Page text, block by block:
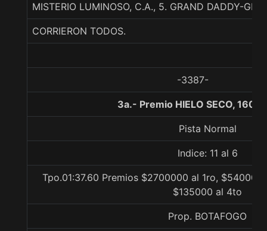
MISTERIO LUMINOSO, C.A., 5. GRAND DADDY-
CORRIERON TODOS.
-3387-
3a.- Premio HIELO SECO, 1600
Pista Normal
Indice: 11 al 6
Tpo.01:37.60 Premios $2700000 al 1ro,
$135000 al 4to
Prop. BOTAFOGO